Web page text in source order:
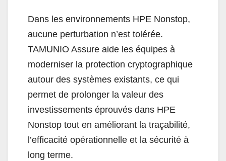
Dans les environnements HPE Nonstop,
aucune perturbation n’est tolérée.
TAMUNIO Assure aide les équipes à
moderniser la protection cryptographique
autour des systèmes existants, ce qui
permet de prolonger la valeur des
investissements éprouvés dans HPE
Nonstop tout en améliorant la traçabilité,
l’efficacité opérationnelle et la sécurité à
long terme.